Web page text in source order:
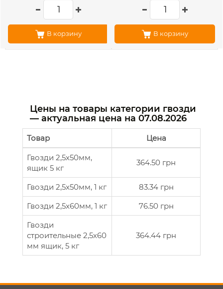
В корзину В корзину
Цены на товары категории гвозди
— актуальная цена на 07.08.2026
Товар Цена
Гвозди 2,5х50мм,
ящик 5 кг
364.50 грн
Гвозди 2,5x50мм, 1 кг
83.34 грн
Гвозди 2,5x60мм, 1 кг
76.50 грн
Гвозди
строительные 2,5х60
мм ящик, 5 кг
364.44 грн